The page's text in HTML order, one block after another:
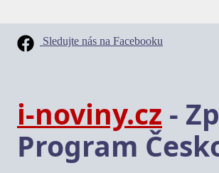
Sledujte nás na Facebooku
i-noviny.cz -
Program